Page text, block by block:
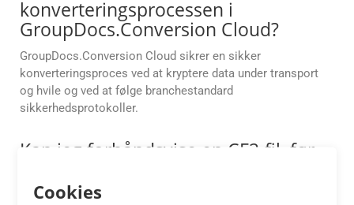
konverteringsprocessen i
GroupDocs.Conversion Cloud?
GroupDocs.Conversion Cloud sikrer en sikker
konverteringsproces ved at kryptere data under transport
og hvile og ved at følge branchestandard
sikkerhedsprotokoller.
Kan jeg forhåndsvise en CF2-fil, før
hjælp af API’et?
Cookies